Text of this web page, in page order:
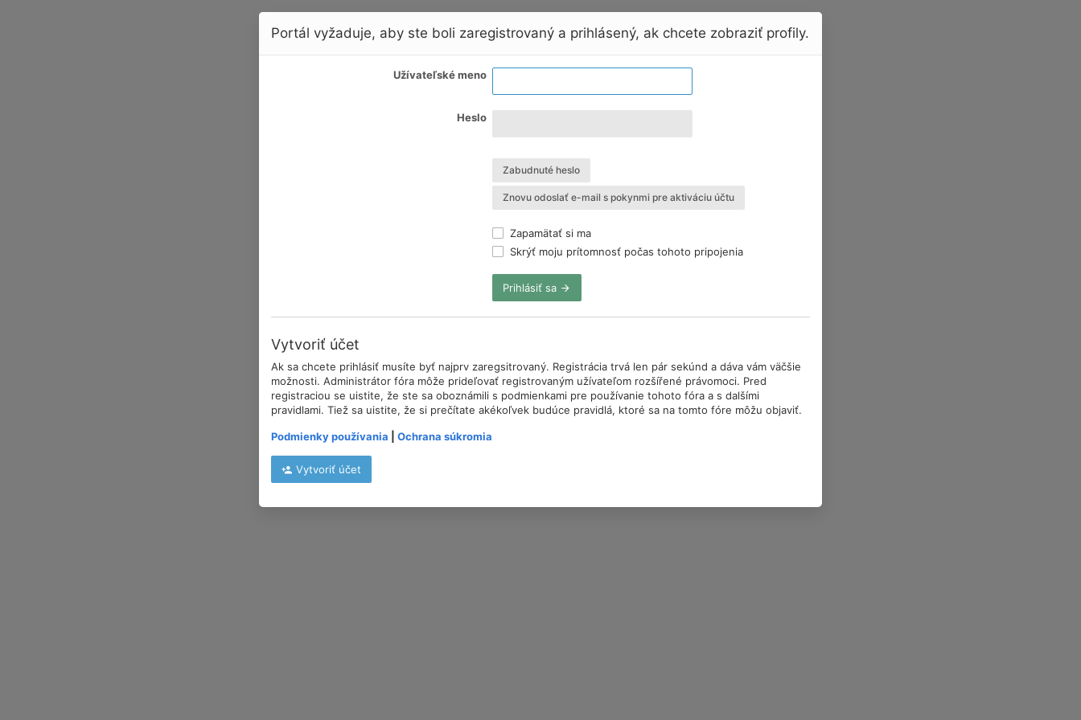
Portál vyžaduje, aby ste boli zaregistrovaný a prihlásený, ak chcete zobraziť profily.
Užívateľské meno
Heslo
Zabudnuté heslo
Znovu odoslať e-mail s pokynmi pre aktiváciu účtu
Zapamätať si ma
Skrýť moju prítomnosť počas tohoto pripojenia
Prihlásiť sa
Vytvoriť účet
Ak sa chcete prihlásiť musíte byť najprv zaregsitrovaný. Registrácia trvá len pár sekúnd a dáva vám väčšie
možnosti. Administrátor fóra môže prideľovať registrovaným užívateľom rozšířené právomoci. Pred
registraciou se uistite, že ste sa oboznámili s podmienkami pre používanie tohoto fóra a s dalšími
pravidlami. Tiež sa uistite, že si prečítate akékoľvek budúce pravidlá, ktoré sa na tomto fóre môžu objaviť.
Podmienky používania Ochrana súkromia
Vytvoriť účet